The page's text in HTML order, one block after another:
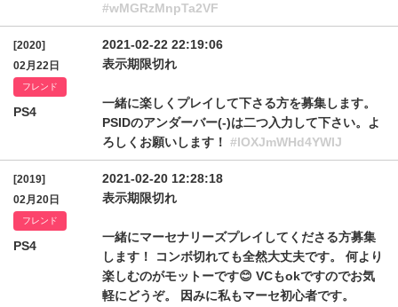
#wMGRzMnpTa2VF
[2020]
02月22日
フレンド
PS4
2021-02-22 22:19:06
表示期限切れ
一緒に楽しくプレイして下さる方を募集します。
PSIDのアンダーバー(-)は二つ入力して下さい。よ
ろしくお願いします！ #IOXJmWHd4YWlJ
[2019]
02月20日
フレンド
PS4
2021-02-20 12:28:18
表示期限切れ
一緒にマーセナリーズプレイしてくださる方募集
します！ コンボ切れても全然大丈夫です。 何より
楽しむのがモットーです😊 VCもokですのでお気
軽にどうぞ。 因みに私もマーセ初心者です。